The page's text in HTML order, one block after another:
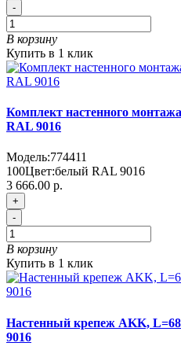
-
В корзину
Купить в 1 клик
Комплект настенного
RAL 9016
Модель:774411
100Цвет:белый RAL 9016
3 666.00 р.
+
-
В корзину
Купить в 1 клик
Настенный крепеж AKK,
9016